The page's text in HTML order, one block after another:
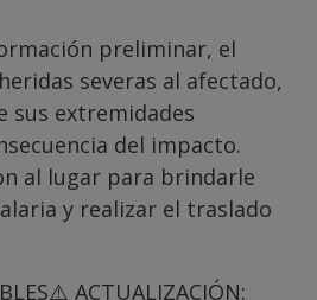
preliminar, el
severas al afectado,
sus extremidades
del impacto.
al lugar para brindarle
y realizar el traslado
ACTUALIZACIÓN: